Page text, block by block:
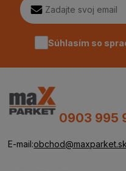
Súhlasím so
0903 995
E-mail:obchod@maxparket.sk